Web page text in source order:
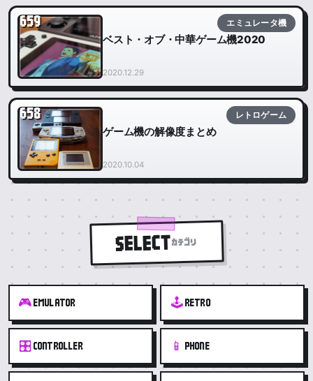
659 エミュレータ機
ベスト・オブ・中華ゲーム機2020
2020.12.29
658 レトロゲーム
ゲーム機の解像度まとめ
2020.10.04
SELECTカテゴリ
🎮 EMULATOR 🕹️ RETRO
🎛️ CONTROLLER 📱 PHONE